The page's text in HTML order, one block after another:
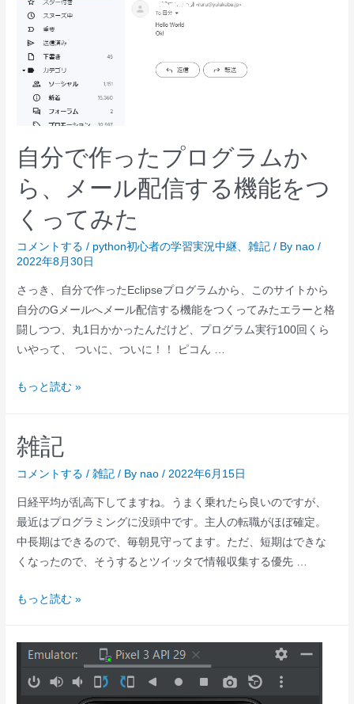
自分で作ったプログラムか
ら、メール配信する機能をつ
くってみた
コメントする / python初心者の学習実況中継、雑記 / By nao /
2022年8月30日
さっき、自分で作ったEclipseプログラムから、このサイトから
自分のGメールへメール配信する機能をつくってみたエラーと格
闘しつつ、丸1日かかったんだけど、プログラム実行100回くら
いやって、 ついに、ついに！！ ピコん …
自
作
プ
ロ
グ
ラ
か
メ
もっと読む »
雑記
コメントする /雑記 / By nao /2022年6月15日
日経平均が乱高下してますね。うまく乗れたら良いのですが、
最近はプログラミングに没頭中です。主人の転職がほぼ確定。
中長期はできるので、毎朝見守ってます。ただ、短期はできな
くなったので、そうするとツイッタで情報収集する優先 …
雑
もっと読む »